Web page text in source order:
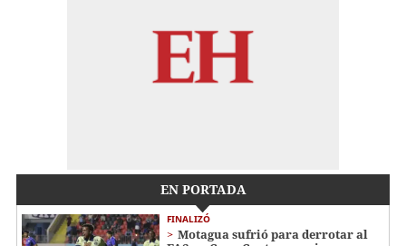
EN PORTADA
FINALIZÓ
Motagua sufrió para derrotar al